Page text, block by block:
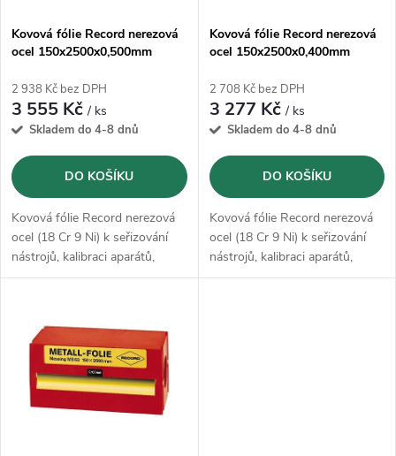
p
r
o
d
u
k
ů
s
p
r
o
d
u
k
ů
Kovová fólie Record nerezová
ocel 150x2500x0,500mm
2 938 Kč bez DPH
3 555 Kč/ ks
Skladem do 4-8 dnů
DO KOŠÍKU
Kovová fólie Record nerezová
ocel (18 Cr 9 Ni) k seřizování
nástrojů, kalibraci aparátů,
vyrovnání tolerancí, podložení
Kovová fólie Record nerezová
ocel 150x2500x0,400mm
2 708 Kč bez DPH
3 277 Kč/ ks
Skladem do 4-8 dnů
DO KOŠÍKU
Kovová fólie Record nerezová
ocel (18 Cr 9 Ni) k seřizování
nástrojů, kalibraci aparátů,
vyrovnání tolerancí, podložení